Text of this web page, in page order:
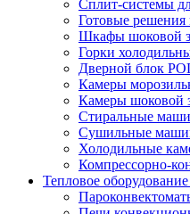
Сплит-системы
Готовые
Шкафы шоковой
Горки
Дверной блок
Камеры
Камеры шоковой
Стиральные
Сушильные
Холодильные
Компрессорно-
Тепловое оборудование